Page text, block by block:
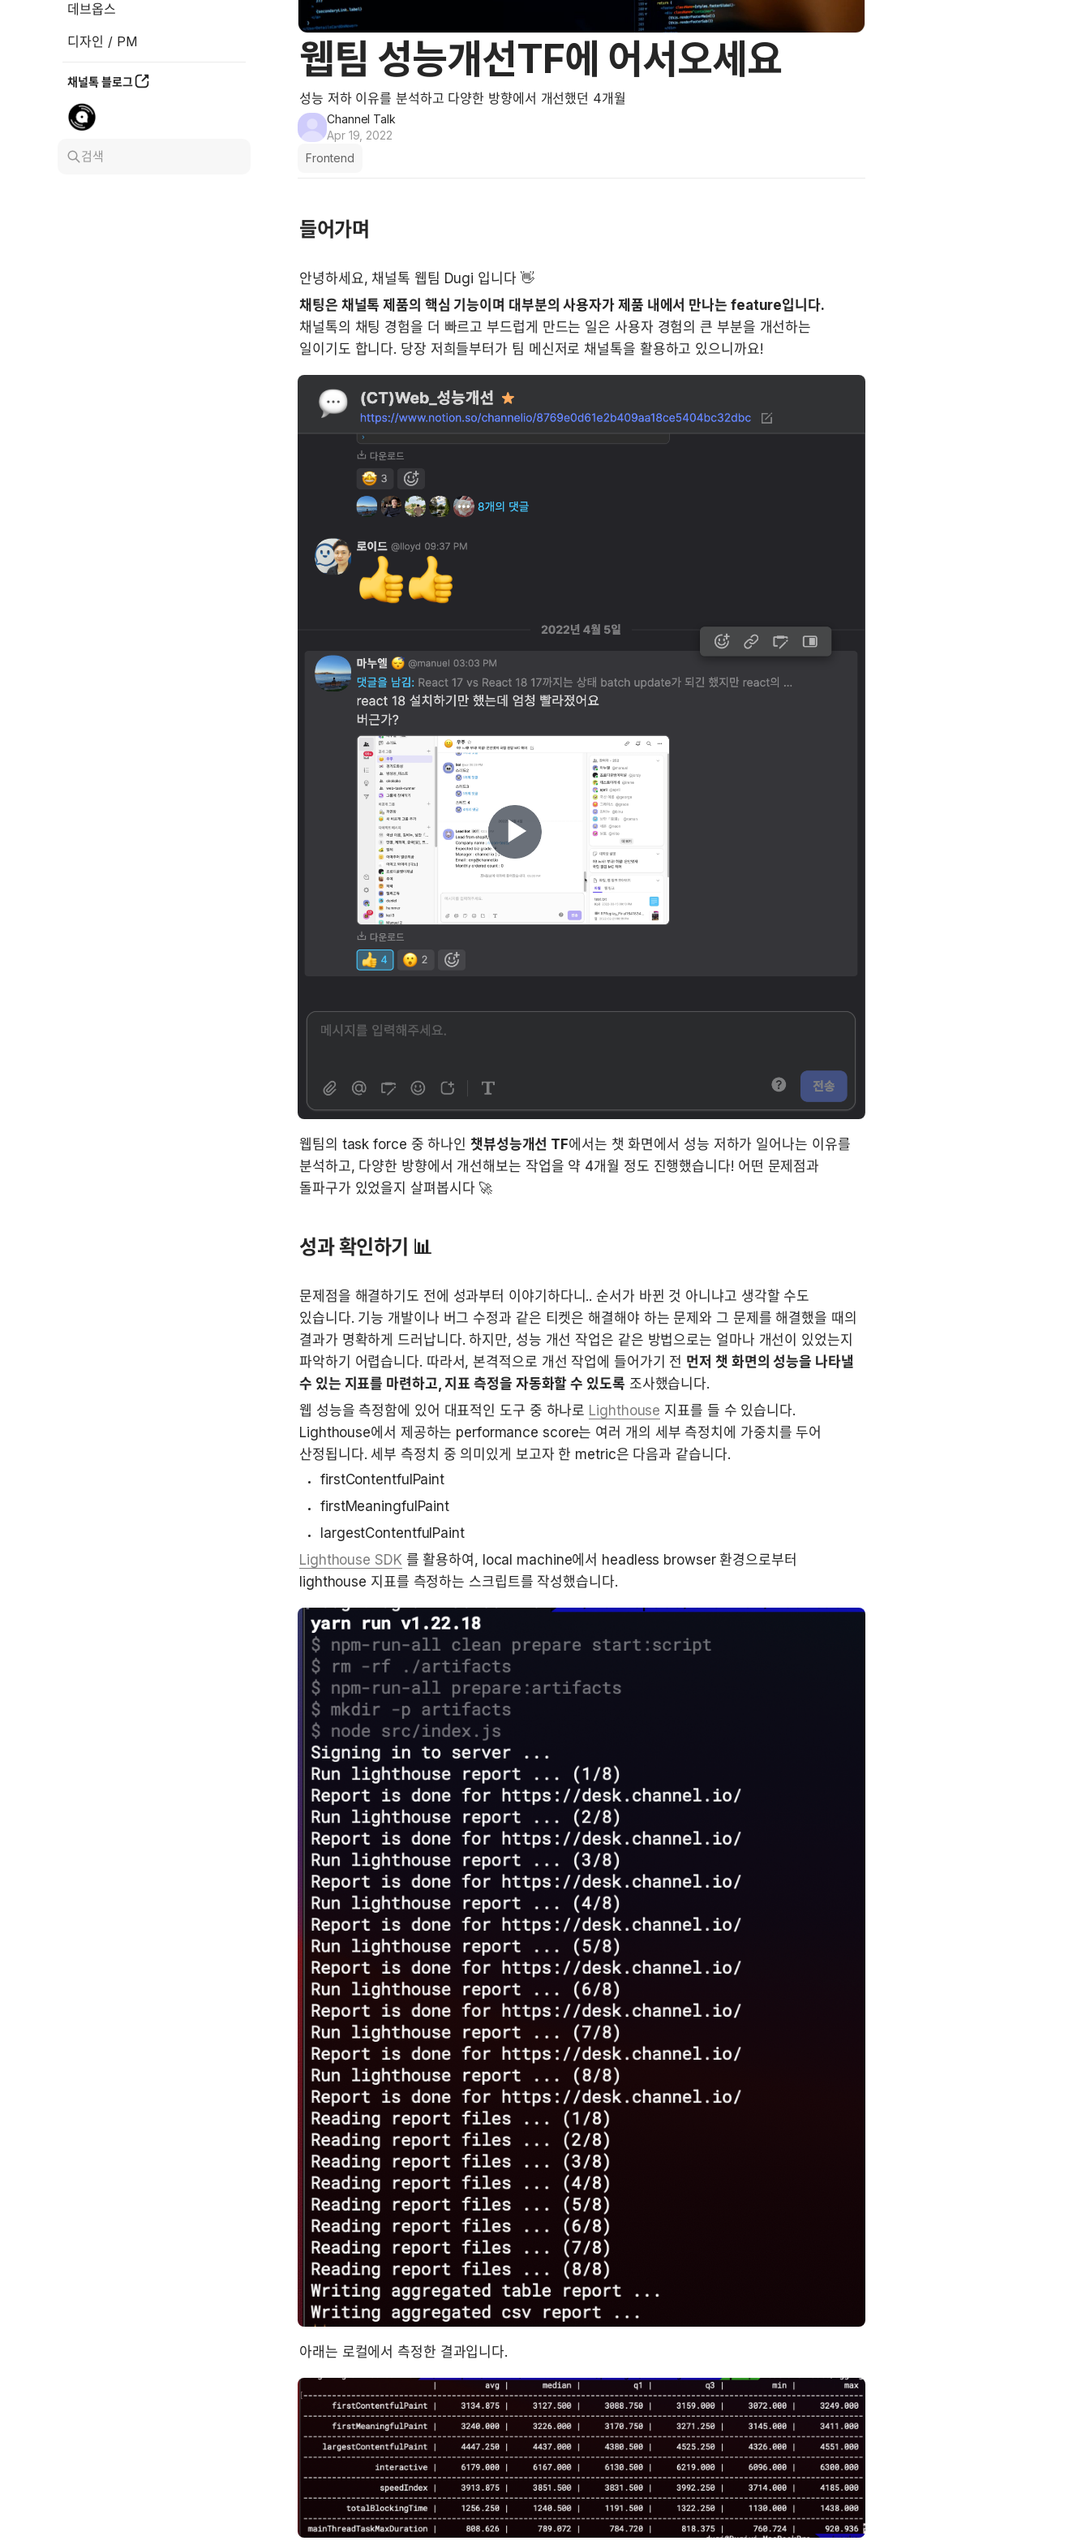
데브옵스
디자인 / PM
채널톡 블로그
검색
웹팀 성능개선TF에 어서오세요
성능 저하 이유를 분석하고 다양한 방향에서 개선했던 4개월
Channel Talk
Apr 19, 2022
Frontend
들어가며
안녕하세요, 채널톡 웹팀 Dugi 입니다 👋
채팅은 채널톡 제품의 핵심 기능이며 대부분의 사용자가 제품 내에서 만나는 feature입니다.
채널톡의 채팅 경험을 더 빠르고 부드럽게 만드는 일은 사용자 경험의 큰 부분을 개선하는
일이기도 합니다. 당장 저희들부터가 팀 메신저로 채널톡을 활용하고 있으니까요!
웹팀의 task force 중 하나인 챗뷰성능개선 TF에서는 챗 화면에서 성능 저하가 일어나는 이유를
분석하고, 다양한 방향에서 개선해보는 작업을 약 4개월 정도 진행했습니다! 어떤 문제점과
돌파구가 있었을지 살펴봅시다 🚀
성과 확인하기 📊
문제점을 해결하기도 전에 성과부터 이야기하다니.. 순서가 바뀐 것 아니냐고 생각할 수도
있습니다. 기능 개발이나 버그 수정과 같은 티켓은 해결해야 하는 문제와 그 문제를 해결했을 때의
결과가 명확하게 드러납니다. 하지만, 성능 개선 작업은 같은 방법으로는 얼마나 개선이 있었는지
파악하기 어렵습니다. 따라서, 본격적으로 개선 작업에 들어가기 전 먼저 챗 화면의 성능을 나타낼
수 있는 지표를 마련하고, 지표 측정을 자동화할 수 있도록 조사했습니다.
웹 성능을 측정함에 있어 대표적인 도구 중 하나로 Lighthouse 지표를 들 수 있습니다.
Lighthouse에서 제공하는 performance score는 여러 개의 세부 측정치에 가중치를 두어
산정됩니다. 세부 측정치 중 의미있게 보고자 한 metric은 다음과 같습니다.
firstContentfulPaint
firstMeaningfulPaint
largestContentfulPaint
Lighthouse SDK 를 활용하여, local machine에서 headless browser 환경으로부터
lighthouse 지표를 측정하는 스크립트를 작성했습니다.
아래는 로컬에서 측정한 결과입니다.